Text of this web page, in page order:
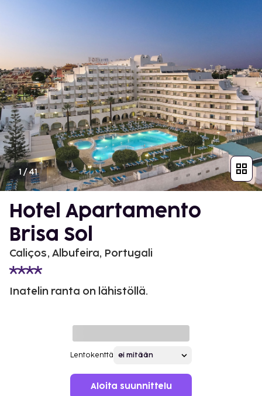
1 /41
Hotel Apartamento
Brisa Sol
Caliços, Albufeira, Portugali
Inatelin ranta on lähistöllä.
Lentokenttä
Aloita suunnittelu